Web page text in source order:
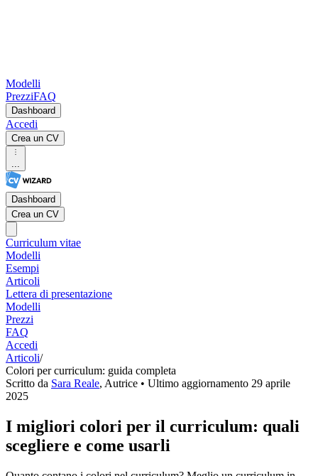
Modelli
PrezziFAQ
Dashboard
Accedi
Crea un CV
...
Dashboard
Crea un CV
Curriculum vitae
Modelli
Esempi
Articoli
Lettera di presentazione
Modelli
Prezzi
FAQ
Accedi
Articoli/
Colori per curriculum: guida completa
Scritto da Sara Reale, Autrice • Ultimo aggiornamento 29 aprile
2025
I migliori colori per il curriculum: quali
scegliere e come usarli